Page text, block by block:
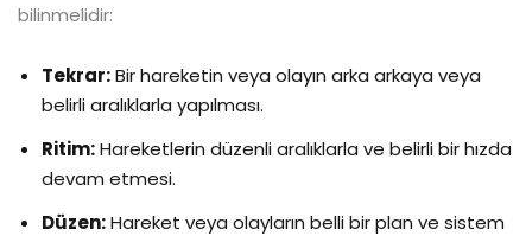
bilinmelidir:
Tekrar:Bir hareketin veya olayın arka arkaya veya
belirli aralıklarla yapılması.
Ritim:Hareketlerin düzenli aralıklarla ve belirli bir hızda
devam etmesi.
Düzen:Hareket veya olayların belli bir plan ve sistem